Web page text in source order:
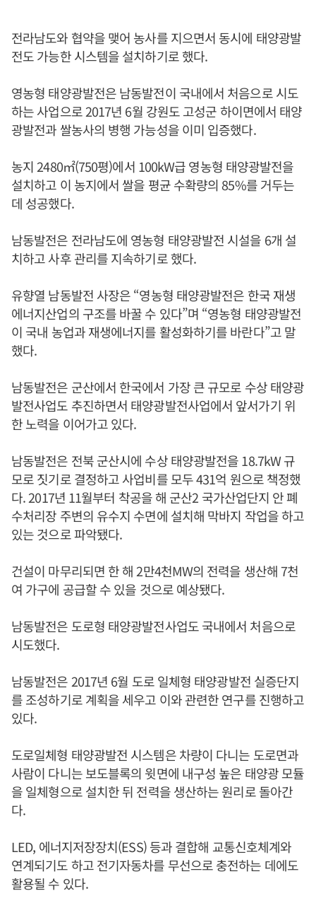
전라남도와 협약을 맺어 농사를 지으면서 동시에 태양광발
전도 가능한 시스템을 설치하기로 했다.
영농형 태양광발전은 남동발전이 국내에서 처음으로 시도
하는 사업으로 2017년 6월 강원도 고성군 하이면에서 태양
광발전과 쌀농사의 병행 가능성을 이미 입증했다.
농지 2480㎡(750평)에서 100kW급 영농형 태양광발전을
설치하고 이 농지에서 쌀을 평균 수확량의 85%를 거두는
데 성공했다.
남동발전은 전라남도에 영농형 태양광발전 시설을 6개 설
치하고 사후 관리를 지속하기로 했다.
유향열 남동발전 사장은 “영농형 태양광발전은 한국 재생
에너지산업의 구조를 바꿀 수 있다”며 “영농형 태양광발전
이 국내 농업과 재생에너지를 활성화하기를 바란다”고 말
했다.
남동발전은 군산에서 한국에서 가장 큰 규모로 수상 태양광
발전사업도 추진하면서 태양광발전사업에서 앞서가기 위
한 노력을 이어가고 있다.
남동발전은 전북 군산시에 수상 태양광발전을 18.7kW 규
모로 짓기로 결정하고 사업비를 모두 431억 원으로 책정했
다. 2017년 11월부터 착공을 해 군산2 국가산업단지 안 폐
수처리장 주변의 유수지 수면에 설치해 막바지 작업을 하고
있는 것으로 파악됐다.
건설이 마무리되면 한 해 2만4천MW의 전력을 생산해 7천
여 가구에 공급할 수 있을 것으로 예상됐다.
남동발전은 도로형 태양광발전사업도 국내에서 처음으로
시도했다.
남동발전은 2017년 6월 도로 일체형 태양광발전 실증단지
를 조성하기로 계획을 세우고 이와 관련한 연구를 진행하고
있다.
도로일체형 태양광발전 시스템은 차량이 다니는 도로면과
사람이 다니는 보도블록의 윗면에 내구성 높은 태양광 모듈
을 일체형으로 설치한 뒤 전력을 생산하는 원리로 돌아간
다.
LED, 에너지저장장치(ESS) 등과 결합해 교통신호체계와
연계되기도 하고 전기자동차를 무선으로 충전하는 데에도
활용될 수 있다.